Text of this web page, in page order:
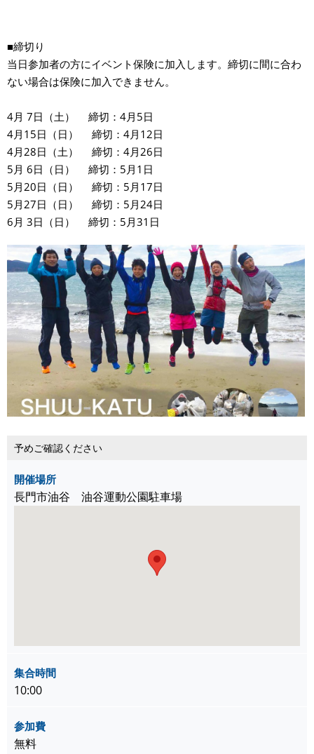
■締切り
当日参加者の方にイベント保険に加入します。締切に間に合わ
ない場合は保険に加入できません。
4月 7日（土） 締切：4月5日
4月15日（日） 締切：4月12日
4月28日（土） 締切：4月26日
5月 6日（日） 締切：5月1日
5月20日（日） 締切：5月17日
5月27日（日） 締切：5月24日
6月 3日（日） 締切：5月31日
予めご確認ください
開催場所
長門市油谷 油谷運動公園駐車場
集合時間
10:00
参加費
無料